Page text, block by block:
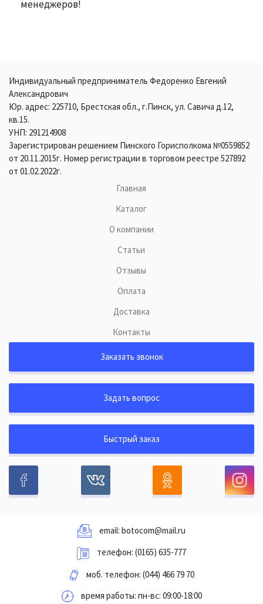
менеджеров!
Индивидуальный предприниматель Федоренко Евгений
Александрович
Юр. адрес: 225710, Брестская обл., г.Пинск, ул. Савича д.12,
кв.15.
УНП: 291214908
Зарегистрирован решением Пинского Горисполкома №0559852
от 20.11.2015г. Номер регистрации в торговом реестре 527892
от 01.02.2022г.
Главная
Каталог
О компании
Статьи
Отзывы
Оплата
Доставка
Контакты
Заказать звонок
Задать вопрос
Быстрый заказ
email: botocom@mail.ru
телефон: (0165) 635-777
моб. телефон: (044) 466 79 70
время работы: пн-вс: 09:00-18:00